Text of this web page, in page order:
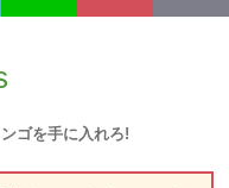
ゴを手に入れろ!